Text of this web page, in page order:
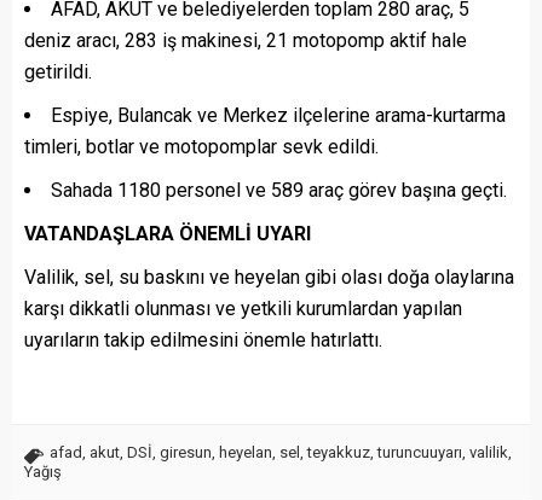
AFAD, AKUT ve belediyelerden toplam 280 araç, 5
deniz aracı, 283 iş makinesi, 21 motopomp aktif hale
getirildi.
Espiye, Bulancak ve Merkez ilçelerine arama-kurtarma
timleri, botlar ve motopomplar sevk edildi.
Sahada 1180 personel ve 589 araç görev başına geçti.
VATANDAŞLARA ÖNEMLİ UYARI
Valilik, sel, su baskını ve heyelan gibi olası doğa olaylarına
karşı dikkatli olunması ve yetkili kurumlardan yapılan
uyarıların takip edilmesini önemle hatırlattı.
afad, akut, DSİ, giresun, heyelan, sel ,teyakkuz,turuncuuyarı, valilik,
Yağış